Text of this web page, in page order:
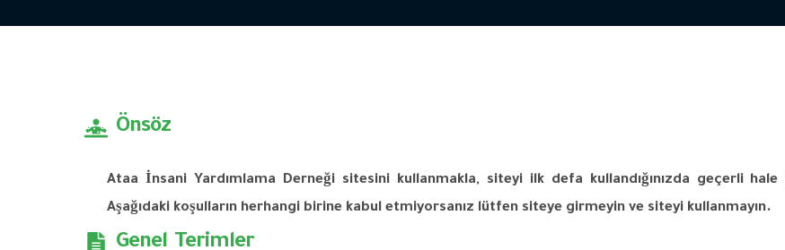
Önsöz
Ataa İnsani Yardımlama Derneği sitesini kullanmakla, siteyiilk defa kullandığınızda geçerlihale
Aşağıdaki koşulların herhangi birine kabul etmiyorsanız lütfen siteye girmeyin ve siteyi kullanmayın.
Genel Terimler